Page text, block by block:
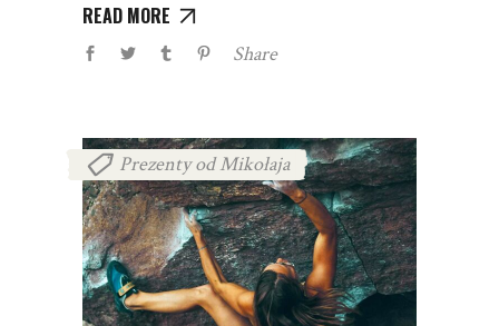
READ MORE
Share
Prezenty od Mikołaja